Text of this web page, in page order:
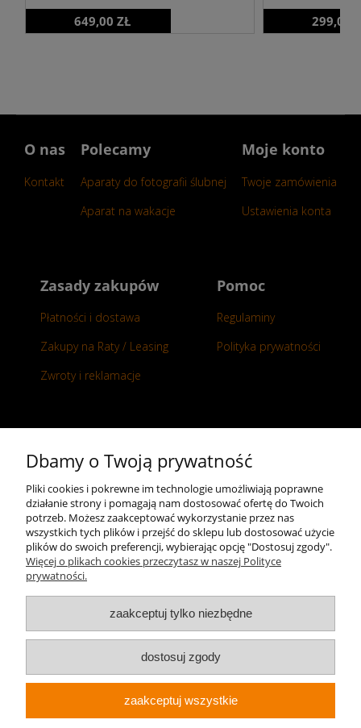
649,00 ZŁ 299,00
O nas
Kontakt
Polecamy
Aparaty do fotografii ślubnej
Aparat na wakacje
Moje konto
Twoje zamówienia
Ustawienia konta
Zasady zakupów
Płatności i dostawa
Zakupy na Raty / Leasing
Zwroty i reklamacje
Pomoc
Regulaminy
Polityka prywatności
Kontakt
+48 696 50 70 20
sklep@notopstryk.pl
Dbamy o Twoją prywatność
Pliki cookies i pokrewne im technologie umożliwiają poprawne
działanie strony i pomagają nam dostosować ofertę do Twoich
potrzeb. Możesz zaakceptować wykorzystanie przez nas
wszystkich tych plików i przejść do sklepu lub dostosować użycie
plików do swoich preferencji, wybierając opcję "Dostosuj zgody".
Więcej o plikach cookies przeczytasz w naszej Polityce
prywatności.
zaakceptuj tylko niezbędne
dostosuj zgody
zaakceptuj wszystkie